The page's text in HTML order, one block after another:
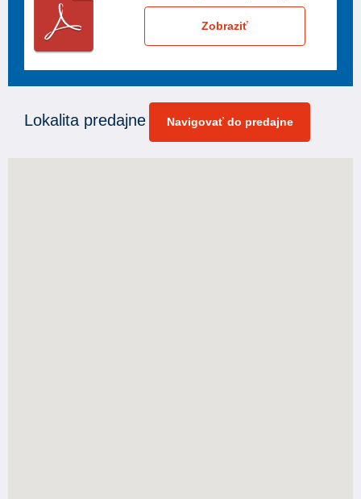
Zobraziť
Lokalita predajne Navigovať do predajne